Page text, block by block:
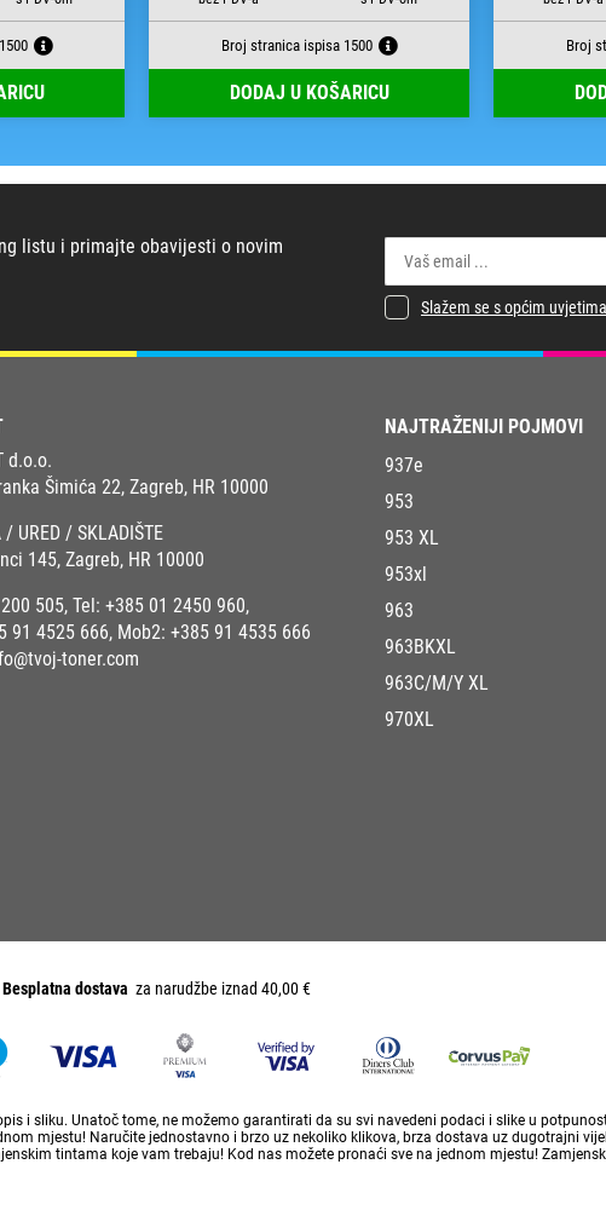
Broj stranica ispisa 1500
DODAJ U KOŠARICU
Broj
listu i primajte obavijesti o novim
Slažem se s općim
d.o.o.
Šimića 22, Zagreb, HR 10000
/ URED / SKLADIŠTE
145, Zagreb, HR 10000
505, Tel: +385 01 2450 960,
91 4525 666, Mob2: +385 91 4535 666
toner.com
NAJTRAŽENIJI POJMOVI
937e
953
953 XL
953xl
963
963BKXL
963C/M/Y XL
970XL
Besplatna dostava za narudžbe iznad 40,00 €
i sliku. Unatoč tome, ne možemo garantirati da su svi navedeni podaci i slike u
mjestu! Naručite jednostavno i brzo uz nekoliko klikova, brza dostava uz dugotrajni
tintama koje vam trebaju! Kod nas možete pronaći sve na jednom mjestu!